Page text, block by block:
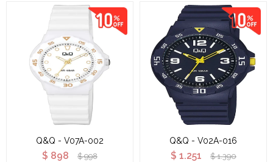
Q&Q - V07A-002
$ 898 $ 998
Q&Q - V02A-016
$ 1.251 $ 1.390